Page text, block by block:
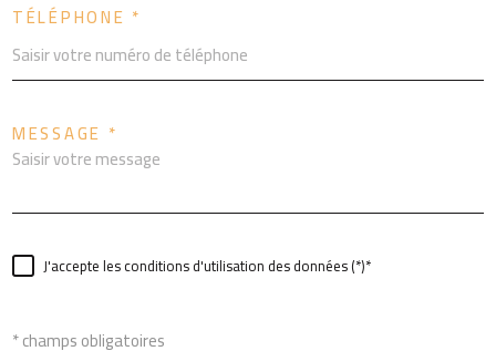
TÉLÉPHONE *
MESSAGE *
J'accepte les conditions d'utilisation des données (*)*
* champs obligatoires